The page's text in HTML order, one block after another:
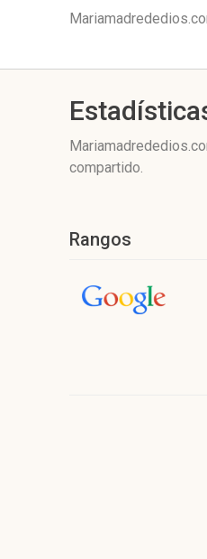
compartido.
Rangos